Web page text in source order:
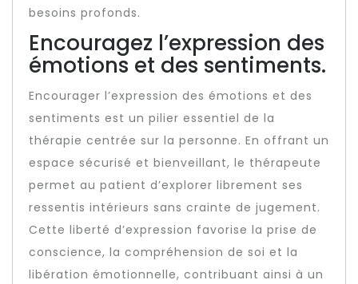
besoins profonds.
Encouragez l’expression des
émotions et des sentiments.
Encourager l’expression des émotions et des
sentiments est un pilier essentiel de la
thérapie centrée sur la personne. En offrant un
espace sécurisé et bienveillant, le thérapeute
permet au patient d’explorer librement ses
ressentis intérieurs sans crainte de jugement.
Cette liberté d’expression favorise la prise de
conscience, la compréhension de soi et la
libération émotionnelle, contribuant ainsi à un